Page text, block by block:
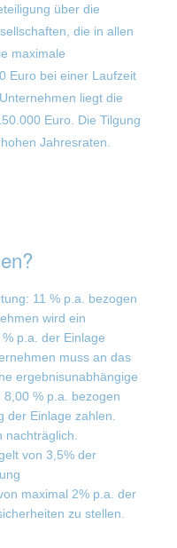
über die
die in allen
maximale
Euro bei einer Laufzeit
liegt die
Euro. Die Tilgung
Jahresraten.
11 % p.a. bezogen
wird ein
p.a. der Einlage
muss an das
ergebnisunabhängige
% p.a. bezogen
der Einlage zahlen.
von 3,5% der
maximal 2% p.a. der
zu stellen.